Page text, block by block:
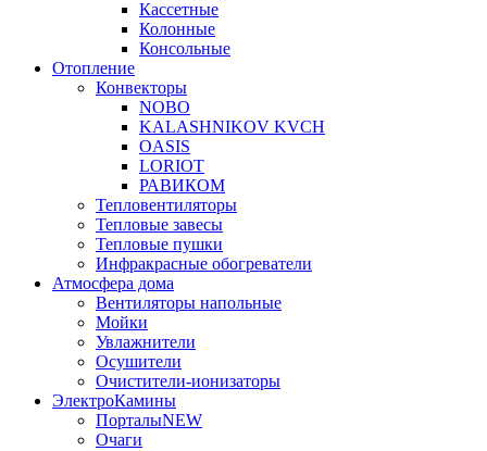
Кассетные
Колонные
Консольные
Отопление
Конвекторы
NOBO
KALASHNIKOV KVCH
OASIS
LORIOT
РАВИКОМ
Тепловентиляторы
Тепловые завесы
Тепловые пушки
Инфракрасные обогреватели
Атмосфера дома
Вентиляторы напольные
Мойки
Увлажнители
Осушители
Очистители-ионизаторы
ЭлектроКамины
ПорталыNEW
Очаги